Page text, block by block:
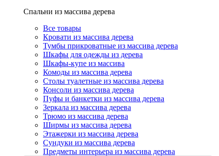
Спальни из массива дерева
Все товары
Кровати из массива дерева
Тумбы прикроватные из массива дерева
Шкафы для одежды из дерева
Шкафы-купе из массива
Комоды из массива дерева
Столы туалетные из массива дерева
Консоли из массива дерева
Пуфы и банкетки из массива дерева
Зеркала из массива дерева
Трюмо из массива дерева
Ширмы из массива дерева
Этажерки из массива дерева
Сундуки из массива дерева
Предметы интерьера из массива дерева